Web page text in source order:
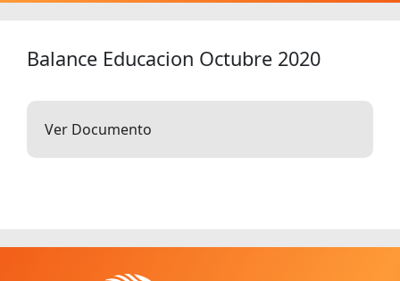
Balance Educacion Octubre 2020
Ver Documento